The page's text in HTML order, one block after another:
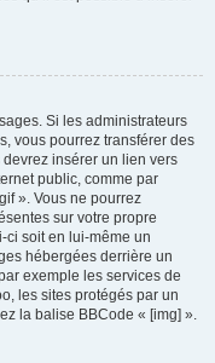
Si les administrateurs
vous pourrez transférer des
insérer un lien vers
public, comme par
». Vous ne pourrez
sur votre propre
ci soit en lui-même un
hébergées derrière un
exemple les services de
les sites protégés par un
la balise BBCode « [img] ».